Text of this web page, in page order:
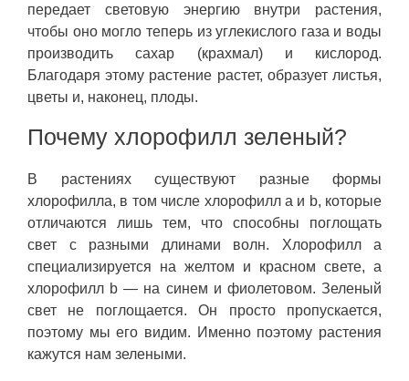
передает световую энергию внутри растения,
чтобы оно могло теперь из углекислого газа и воды
производить сахар (крахмал) и кислород.
Благодаря этому растение растет, образует листья,
цветы и, наконец, плоды.
Почему хлорофилл зеленый?
В растениях существуют разные формы
хлорофилла, в том числе хлорофилл a и b, которые
отличаются лишь тем, что способны поглощать
свет с разными длинами волн. Хлорофилл a
специализируется на желтом и красном свете, а
хлорофилл b — на синем и фиолетовом. Зеленый
свет не поглощается. Он просто пропускается,
поэтому мы его видим. Именно поэтому растения
кажутся нам зелеными.